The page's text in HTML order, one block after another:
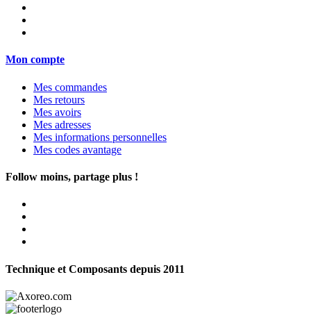
Mon compte
Mes commandes
Mes retours
Mes avoirs
Mes adresses
Mes informations personnelles
Mes codes avantage
Follow moins, partage plus !
Technique et Composants depuis 2011